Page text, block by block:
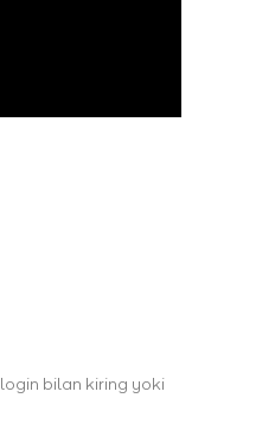
login bilan kiring yoki